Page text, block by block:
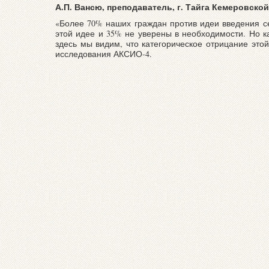
А.П. Вансю, преподаватель, г. Тайга
«Более 70% наших граждан против идеи введения
этой идее и 35% не уверены в необходимости. Но
здесь мы видим, что категорическое отрицание
исследования АКСИО-4.